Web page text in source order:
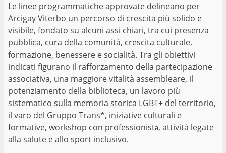
Le linee programmatiche approvate delineano per
Arcigay Viterbo un percorso di crescita più solido e
visibile, fondato su alcuni assi chiari, tra cui presenza
pubblica, cura della comunità, crescita culturale,
formazione, benessere e socialità. Tra gli obiettivi
indicati figurano il rafforzamento della partecipazione
associativa, una maggiore vitalità assembleare, il
potenziamento della biblioteca, un lavoro più
sistematico sulla memoria storica LGBT+ del territorio,
il varo del Gruppo Trans*, iniziative culturali e
formative, workshop con professionistə, attività legate
alla salute e allo sport inclusivo.